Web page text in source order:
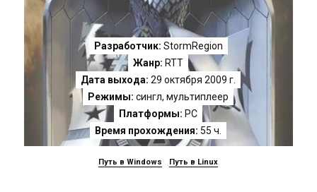
Разработчик: StormRegion
Жанр: RTT
Дата выхода: 29 октября 2009 г.
Режимы: сингл, мультиплеер
Платформы: PC
Время прохождения: 55 ч.
Путь в Windows Путь в Linux